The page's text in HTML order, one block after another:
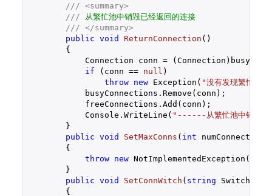
/// <summary>
/// 从繁忙池中销毁已经返回的连接
/// </summary>
public void ReturnConnection ( )
{
Connection conn =
if (conn == null )
throw
new Exception( "没有发现繁忙池
            busyConnections.Remove(conn);
            freeConnections.Add(conn);
            Console.WriteLine(
"------从繁忙池中销毁
        }
public void SetMaxConns ( int numConnections
{
throw
new NotImplementedException();
        }
public void SetConnWitch ( string Switch
{